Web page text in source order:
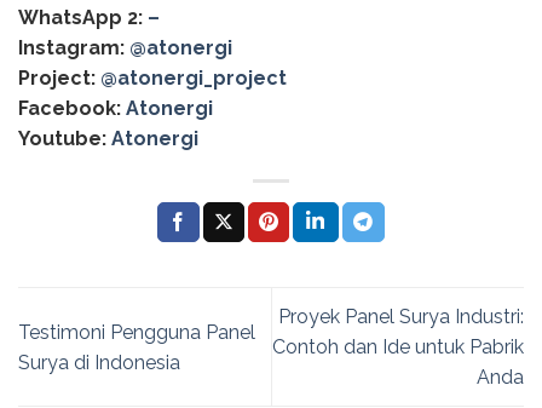
WhatsApp 2: –
Instagram: @atonergi
Project: @atonergi_project
Facebook: Atonergi
Youtube: Atonergi
Testimoni Pengguna Panel
Surya di Indonesia
Proyek Panel Surya Industri:
Contoh dan Ide untuk Pabrik
Anda